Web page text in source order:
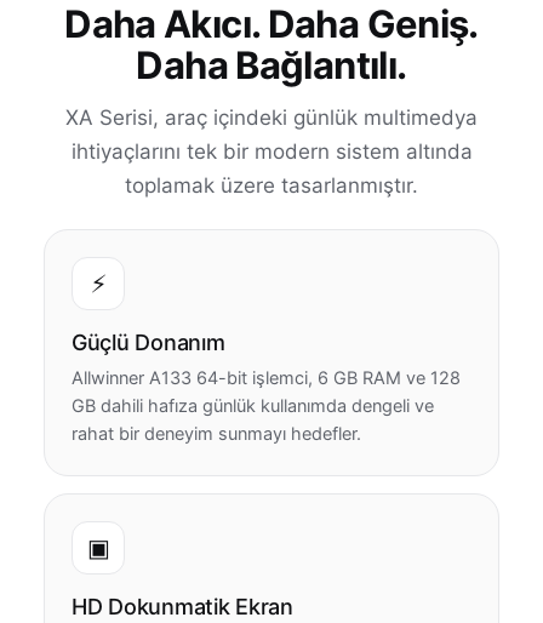
Daha Akıcı. Daha Geniş.
Daha Bağlantılı.
XA Serisi, araç içindeki günlük multimedya
ihtiyaçlarını tek bir modern sistem altında
toplamak üzere tasarlanmıştır.
⚡
Güçlü Donanım
Allwinner A133 64-bit işlemci, 6 GB RAM ve 128
GB dahili hafıza günlük kullanımda dengeli ve
rahat bir deneyim sunmayı hedefler.
▣
HD Dokunmatik Ekran